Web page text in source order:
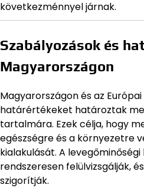
következménnyel járnak.
Szabályozások és
Magyarországon
Magyarországon és az
határértékeket határoztak
tartalmára. Ezek célja, hogy
egészségre és a környezetre
kialakulását. A
rendszeresen felülvizsgálják,
szigorítják.